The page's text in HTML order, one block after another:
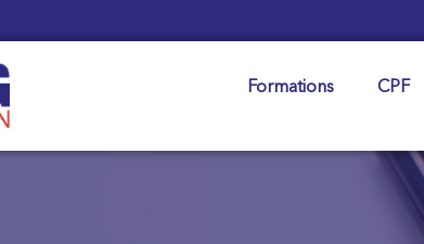
Formations CPF